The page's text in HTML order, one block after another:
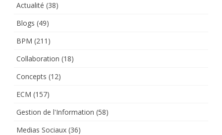
Actualité (38)
Blogs (49)
BPM (211)
Collaboration (18)
Concepts (12)
ECM (157)
Gestion de l'Information (58)
Medias Sociaux (36)